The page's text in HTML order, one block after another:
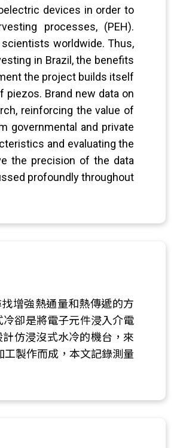
devices in order to
processes, (PEH).
worldwide. Thus,
in Brazil, the benefits
the project builds itself
Brand new data on
reinforcing the value of
governmental and private
and evaluating the
the precision of the data
profoundly throughout
增強熱通量和熱傳遞的方
卻是將電子元件浸入介電
仿浸沒式水冷的機台，來
工製作而成，本文記錄測量